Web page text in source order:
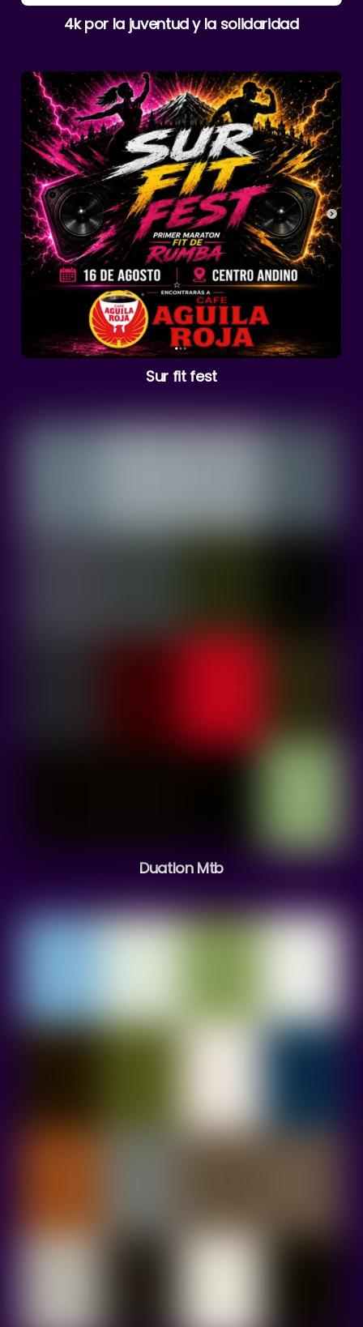
4k por la juventud y la solidaridad
Sur fit fest
Duatlon Mtb